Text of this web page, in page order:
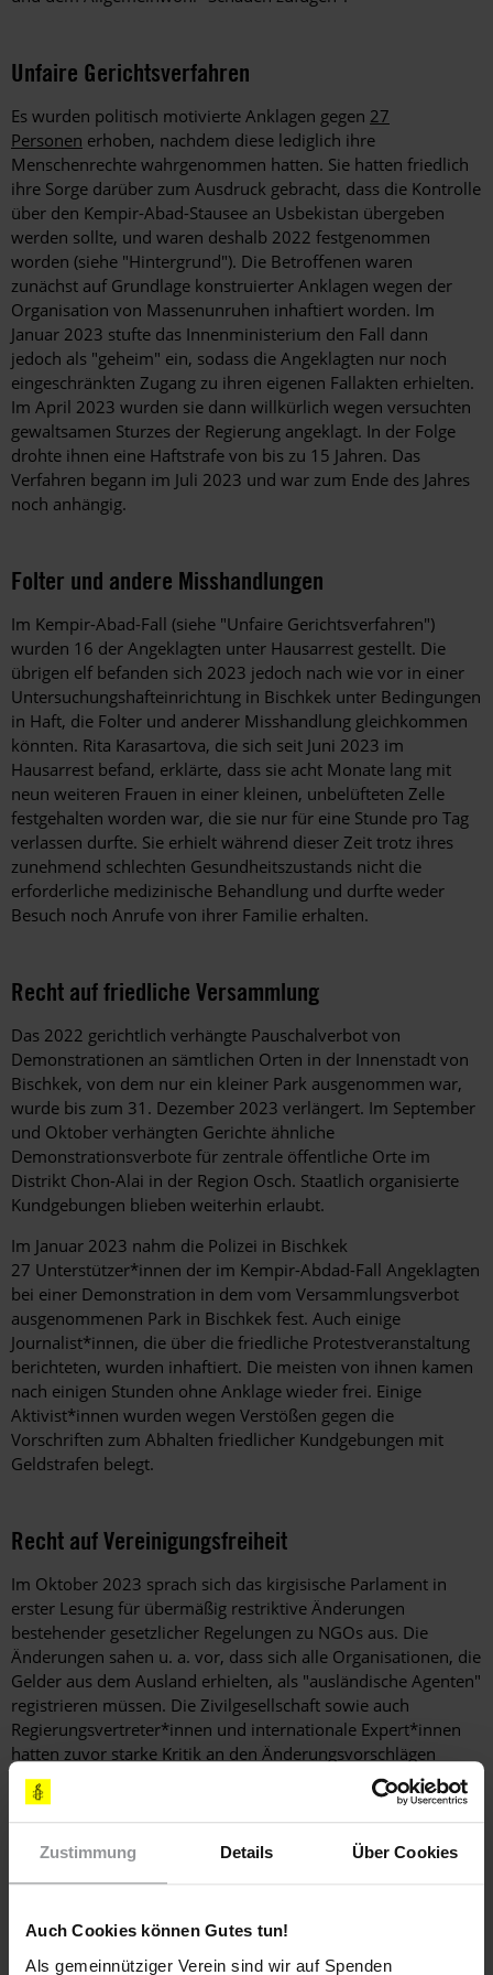
Zustimmung Details Über Cookies
Auch Cookies können Gutes tun!
Als gemeinnütziger Verein sind wir auf Spenden
Unfaire Gerichtsverfahren
Es wurden politisch motivierte Anklagen gegen 27
Personen erhoben, nachdem diese lediglich ihre
Menschenrechte wahrgenommen hatten. Sie hatten friedlich
ihre Sorge darüber zum Ausdruck gebracht, dass die Kontrolle
über den Kempir-Abad-Stausee an Usbekistan übergeben
werden sollte, und waren deshalb 2022 festgenommen
worden (siehe "Hintergrund"). Die Betroffenen waren
zunächst auf Grundlage konstruierter Anklagen wegen der
Organisation von Massenunruhen inhaftiert worden. Im
Januar 2023 stufte das Innenministerium den Fall dann
jedoch als "geheim" ein, sodass die Angeklagten nur noch
eingeschränkten Zugang zu ihren eigenen Fallakten erhielten.
Im April 2023 wurden sie dann willkürlich wegen versuchten
gewaltsamen Sturzes der Regierung angeklagt. In der Folge
drohte ihnen eine Haftstrafe von bis zu 15 Jahren. Das
Verfahren begann im Juli 2023 und war zum Ende des Jahres
noch anhängig.
Folter und andere Misshandlungen
Im Kempir-Abad-Fall (siehe "Unfaire Gerichtsverfahren")
wurden 16 der Angeklagten unter Hausarrest gestellt. Die
übrigen elf befanden sich 2023 jedoch nach wie vor in einer
Untersuchungshafteinrichtung in Bischkek unter Bedingungen
in Haft, die Folter und anderer Misshandlung gleichkommen
könnten. Rita Karasartova, die sich seit Juni 2023 im
Hausarrest befand, erklärte, dass sie acht Monate lang mit
neun weiteren Frauen in einer kleinen, unbelüfteten Zelle
festgehalten worden war, die sie nur für eine Stunde pro Tag
verlassen durfte. Sie erhielt während dieser Zeit trotz ihres
zunehmend schlechten Gesundheitszustands nicht die
erforderliche medizinische Behandlung und durfte weder
Besuch noch Anrufe von ihrer Familie erhalten.
Recht auf friedliche Versammlung
Das 2022 gerichtlich verhängte Pauschalverbot von
Demonstrationen an sämtlichen Orten in der Innenstadt von
Bischkek, von dem nur ein kleiner Park ausgenommen war,
wurde bis zum 31. Dezember 2023 verlängert. Im September
und Oktober verhängten Gerichte ähnliche
Demonstrationsverbote für zentrale öffentliche Orte im
Distrikt Chon-Alai in der Region Osch. Staatlich organisierte
Kundgebungen blieben weiterhin erlaubt.
Im Januar 2023 nahm die Polizei in Bischkek
27 Unterstützer*innen der im Kempir-Abdad-Fall Angeklagten
bei einer Demonstration in dem vom Versammlungsverbot
ausgenommenen Park in Bischkek fest. Auch einige
Journalist*innen, die über die friedliche Protestveranstaltung
berichteten, wurden inhaftiert. Die meisten von ihnen kamen
nach einigen Stunden ohne Anklage wieder frei. Einige
Aktivist*innen wurden wegen Verstößen gegen die
Vorschriften zum Abhalten friedlicher Kundgebungen mit
Geldstrafen belegt.
Recht auf Vereinigungsfreiheit
Im Oktober 2023 sprach sich das kirgisische Parlament in
erster Lesung für übermäßig restriktive Änderungen
bestehender gesetzlicher Regelungen zu NGOs aus. Die
Änderungen sahen u. a. vor, dass sich alle Organisationen, die
Gelder aus dem Ausland erhielten, als "ausländische Agenten"
registrieren müssen. Die Zivilgesellschaft sowie auch
Regierungsvertreter*innen und internationale Expert*innen
hatten zuvor starke Kritik an den Änderungsvorschlägen
geübt. Die Änderungen würden den Behörden die Möglichkeit
einräumen, die Aktivitäten von NGOs ohne Gerichtsbeschluss
für sechs Monate zu suspendieren und Schließungen
anzuordnen, wenn die Organisationen sich nicht als